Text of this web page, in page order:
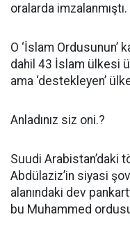
oralarda imzalanmıştı.
O ‘İslam Ordusunun’
dahil 43 İslam ülkesi
ama ‘destekleyen’
Anladınız siz oni.?
Suudi Arabistan’daki
Abdülaziz’in siyasi
alanındaki dev
bu Muhammed